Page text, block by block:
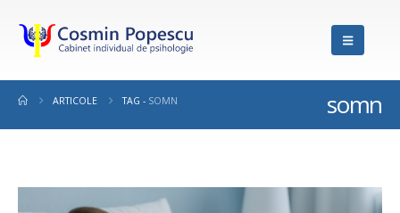
somn
ARTICOLE TAG - SOMN